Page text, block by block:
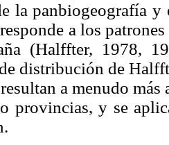
la panbiogeografía y
a los
(Halffter, 1978,
distribución de
a menudo
provincias, y se